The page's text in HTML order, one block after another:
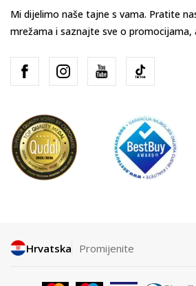
Mi dijelimo naše tajne s vama. Pratite
mrežama i saznajte sve o promocijama,
Hrvatska Promijenite